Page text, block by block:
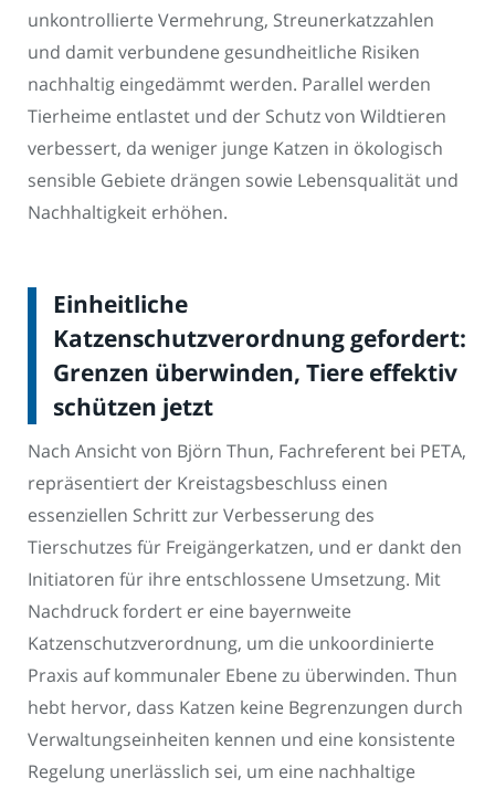
unkontrollierte Vermehrung, Streunerkatzzahlen
und damit verbundene gesundheitliche Risiken
nachhaltig eingedämmt werden. Parallel werden
Tierheime entlastet und der Schutz von Wildtieren
verbessert, da weniger junge Katzen in ökologisch
sensible Gebiete drängen sowie Lebensqualität und
Nachhaltigkeit erhöhen.
Einheitliche
Katzenschutzverordnung gefordert:
Grenzen überwinden, Tiere effektiv
schützen jetzt
Nach Ansicht von Björn Thun, Fachreferent bei PETA,
repräsentiert der Kreistagsbeschluss einen
essenziellen Schritt zur Verbesserung des
Tierschutzes für Freigängerkatzen, und er dankt den
Initiatoren für ihre entschlossene Umsetzung. Mit
Nachdruck fordert er eine bayernweite
Katzenschutzverordnung, um die unkoordinierte
Praxis auf kommunaler Ebene zu überwinden. Thun
hebt hervor, dass Katzen keine Begrenzungen durch
Verwaltungseinheiten kennen und eine konsistente
Regelung unerlässlich sei, um eine nachhaltige